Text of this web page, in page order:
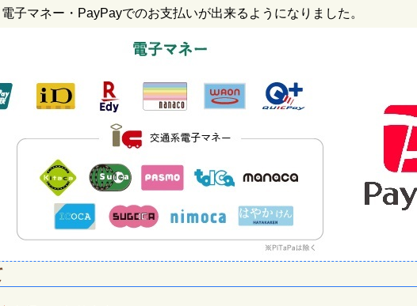
子マネー・PayPayでのお支払いが出来るようになりました。